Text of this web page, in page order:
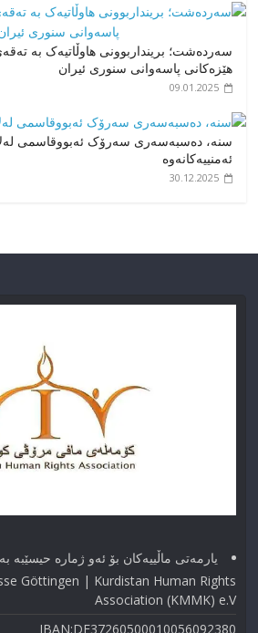
سەردەشت؛ برینداربوونی هاوڵاتیەک بە
هێزەکانی پاسەوانی سنوری ئیران
09.01.2025
سنە، دەسبەسەری سەرۆک ئەبووقاسمی
ئەمنییەکانەوە
30.12.2025
یارمەتی ماڵییەکان بۆ ئەو ژماره حیسێبە
Göttingen | Kurdistan Human Rights
Association (KMMK) e.V
IBAN:DE37260500010056092380